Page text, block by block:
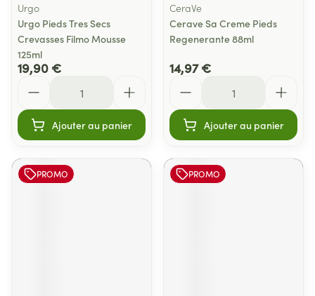
Urgo
Urgo Pieds Tres Secs
Crevasses Filmo Mousse
125ml
19,90 €
Ajouter au panier
CeraVe
Cerave Sa Creme Pieds
Regenerante 88ml
14,97 €
Ajouter au panier
PROMO PROMO